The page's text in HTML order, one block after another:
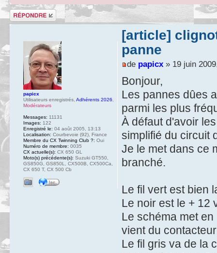
Répondre
[article]
panne
de papicx» 19 juin
Bonjour,
Les pannes dûes
parmi les plus
À défaut d'avoir
simplifié du circuit
Je le met dans ce
branché.
Le fil vert est bien
Le noir est le + 12
Le schéma met
vient du
Le fil gris va de la
papicx
Utilisateurs enregistrés Adhérents 2026
Modérateurs
Messages: 11131
Images: 122
Enregistré le: 04 août 2005, 13:13
Localisation: Courbevoie (92), France
Membre du CX Twinning Club ?: Oui
Numéro de membre: 0035
CX actuelle(s): CX 650 GL
Moto(s) précédente(s): Suzuki GT550,
GS850G, GS850L, CX500B, CX500Ca,
CX 650 T, CX 500 Cb